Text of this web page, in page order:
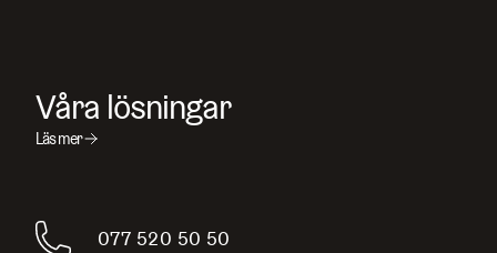
Våra lösningar
Läs mer
077 520 50 50